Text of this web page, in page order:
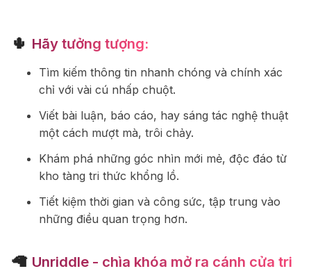
🌵 Hãy tưởng tượng:
Tìm kiếm thông tin nhanh chóng và chính xác
chỉ với vài cú nhấp chuột.
Viết bài luận, báo cáo, hay sáng tác nghệ thuật
một cách mượt mà, trôi chảy.
Khám phá những góc nhìn mới mẻ, độc đáo từ
kho tàng tri thức khổng lồ.
Tiết kiệm thời gian và công sức, tập trung vào
những điều quan trọng hơn.
🦙 Unriddle - chìa khóa mở ra cánh cửa tri